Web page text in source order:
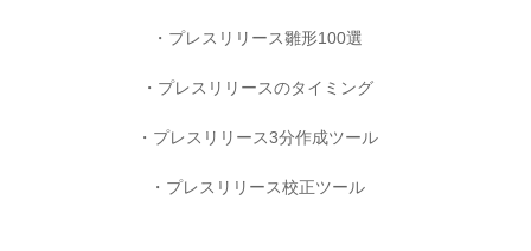
プレスリリース雛形100選
プレスリリースのタイミング
プレスリリース3分作成ツール
プレスリリース校正ツール